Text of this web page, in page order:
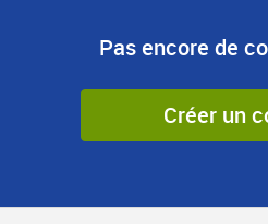
Pas encore de
Créer un